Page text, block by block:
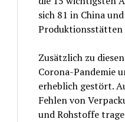
sich 81 in China
Produktionsstätten
Zusätzlich zu
Corona-Pandemie
erheblich gestört.
Fehlen von
und Rohstoffe